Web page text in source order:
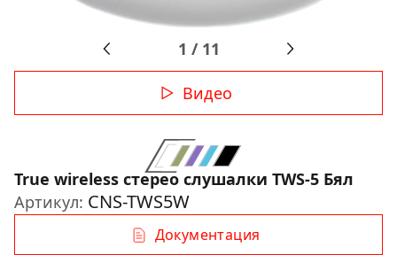
1 / 11
Видео
True wireless стерео слушалки TWS-5 Бял
Артикул: CNS-TWS5W
Документация